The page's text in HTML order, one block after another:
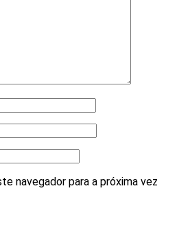
navegador para a próxima vez